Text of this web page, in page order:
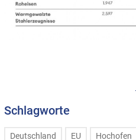
Schlagworte
Deutschland EU Hochofen